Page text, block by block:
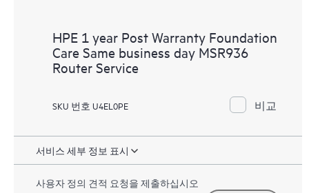
HPE 1 year Post Warranty Foundation
Care Same business day MSR936
Router Service
SKU 번호 U4EL0PE 비교
서비스 세부 정보 표시
사용자 정의 견적 요청을 제출하십시오